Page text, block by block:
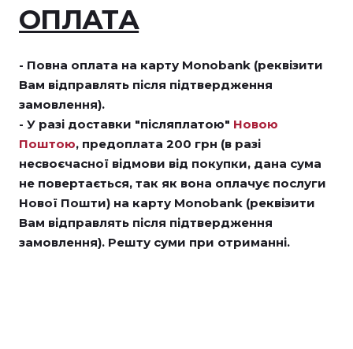
ОПЛАТА
- Повна оплата на карту Monobank (реквізити
Вам відправлять після підтвердження
замовлення).
- У разі доставки "післяплатою" Новою
Поштою, предоплата 200 грн (в разі
несвоєчасної відмови від покупки, дана сума
не повертається, так як вона оплачує послуги
Нової Пошти) на карту Monobank (реквізити
Вам відправлять після підтвердження
замовлення). Решту суми при отриманні.